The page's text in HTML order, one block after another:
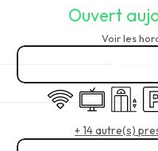
Ouvert
Voir les
WiFi
Télévision
+ 14 autre(s)